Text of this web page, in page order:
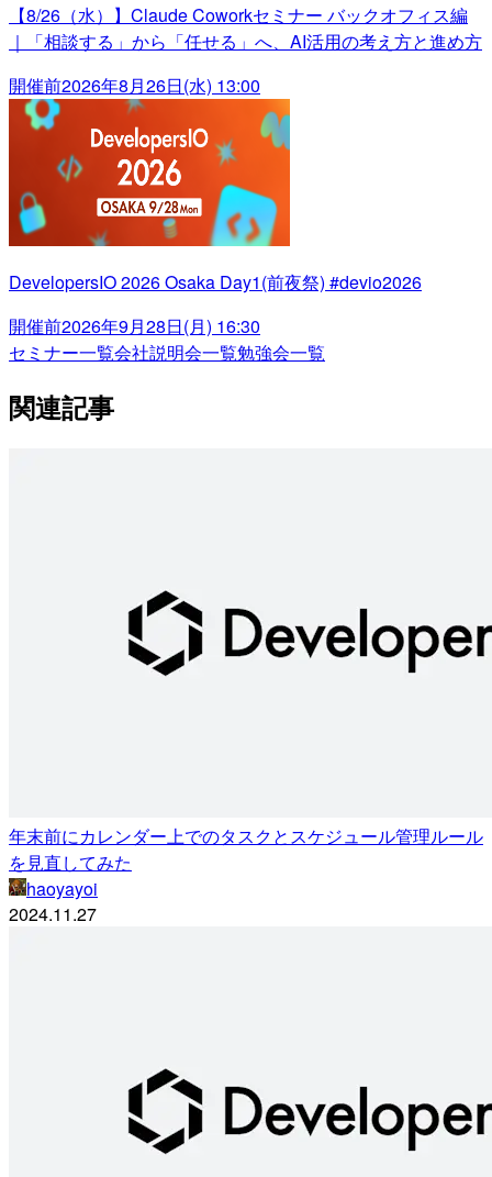
【8/26（水）】Claude Coworkセミナー バックオフィス編
｜「相談する」から「任せる」へ、AI活用の考え方と進め方
開催前2026年8月26日(水) 13:00
DevelopersIO 2026 Osaka Day1(前夜祭) #devio2026
開催前2026年9月28日(月) 16:30
セミナー一覧会社説明会一覧勉強会一覧
関連記事
年末前にカレンダー上でのタスクとスケジュール管理ルール
を見直してみた
haoyayoi
2024.11.27